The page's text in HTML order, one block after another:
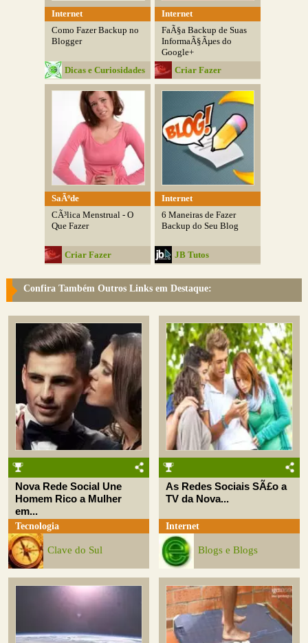
Internet
Como Fazer Backup no
Blogger
Dicas e Curiosidades
Internet
FaÃ§a Backup de Suas
InformaÃ§Ãµes do
Google+
Criar Fazer
SaÃºde
CÃ³lica Menstrual - O
Que Fazer
Criar Fazer
Internet
6 Maneiras de Fazer
Backup do Seu Blog
JB Tutos
Confira Também Outros Links em Destaque:
Nova Rede Social Une
Homem Rico a Mulher
em...
Tecnologia
Clave do Sul
As Redes Sociais SÃ£o a
TV da Nova...
Internet
Blogs e Blogs